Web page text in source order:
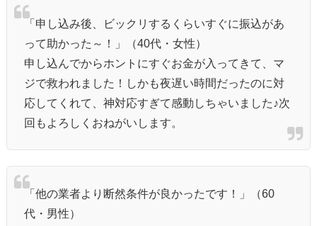
「申し込み後、ビックリするくらいすぐに振込があ
って助かった～！」（40代・女性）
申し込んでからホントにすぐお金が入ってきて、マ
ジで救われました！しかも夜遅い時間だったのに対
応してくれて、神対応すぎて感動しちゃいました♪次
回もよろしくおねがいします。
「他の業者より断然条件が良かったです！」（60
代・男性）